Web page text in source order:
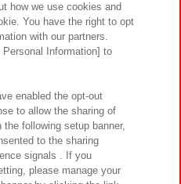
ティ サイトポリシー
アクセシビリティ方針と検証結果
よくあるご質問・お問い合わせ
how we use cookies and
You have the right to opt
with our partners.
Information] to
enabled the opt-out
to allow the sharing of
following setup banner,
to the sharing
signals . If you
please manage your